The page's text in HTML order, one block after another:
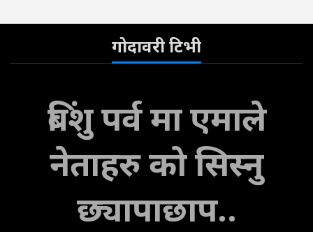
गोदावरी टिभी
बिंशु पर्व मा एमाले
नेताहरु को सिस्नु
छ्यापाछाप..